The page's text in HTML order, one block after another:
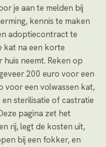
je aan te melden bij
kennis te maken
adoptiecontract te
kat na een korte
neemt. Reken op
200 euro voor een
voor een volwassen kat,
sterilisatie of castratie
pagina zet het
rij, legt de kosten uit,
bij een fokker, en